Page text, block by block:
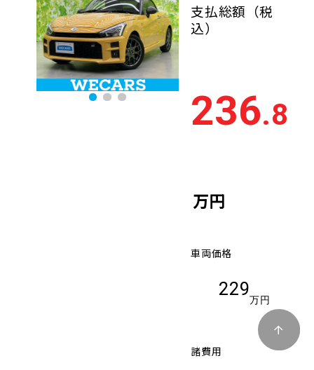
支払総額 （税
込）
236.8
万円
車両価格
229
万円
諸費用